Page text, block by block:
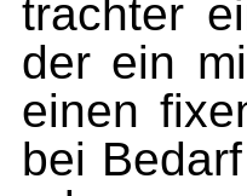
trachter
der ein
einen
bei